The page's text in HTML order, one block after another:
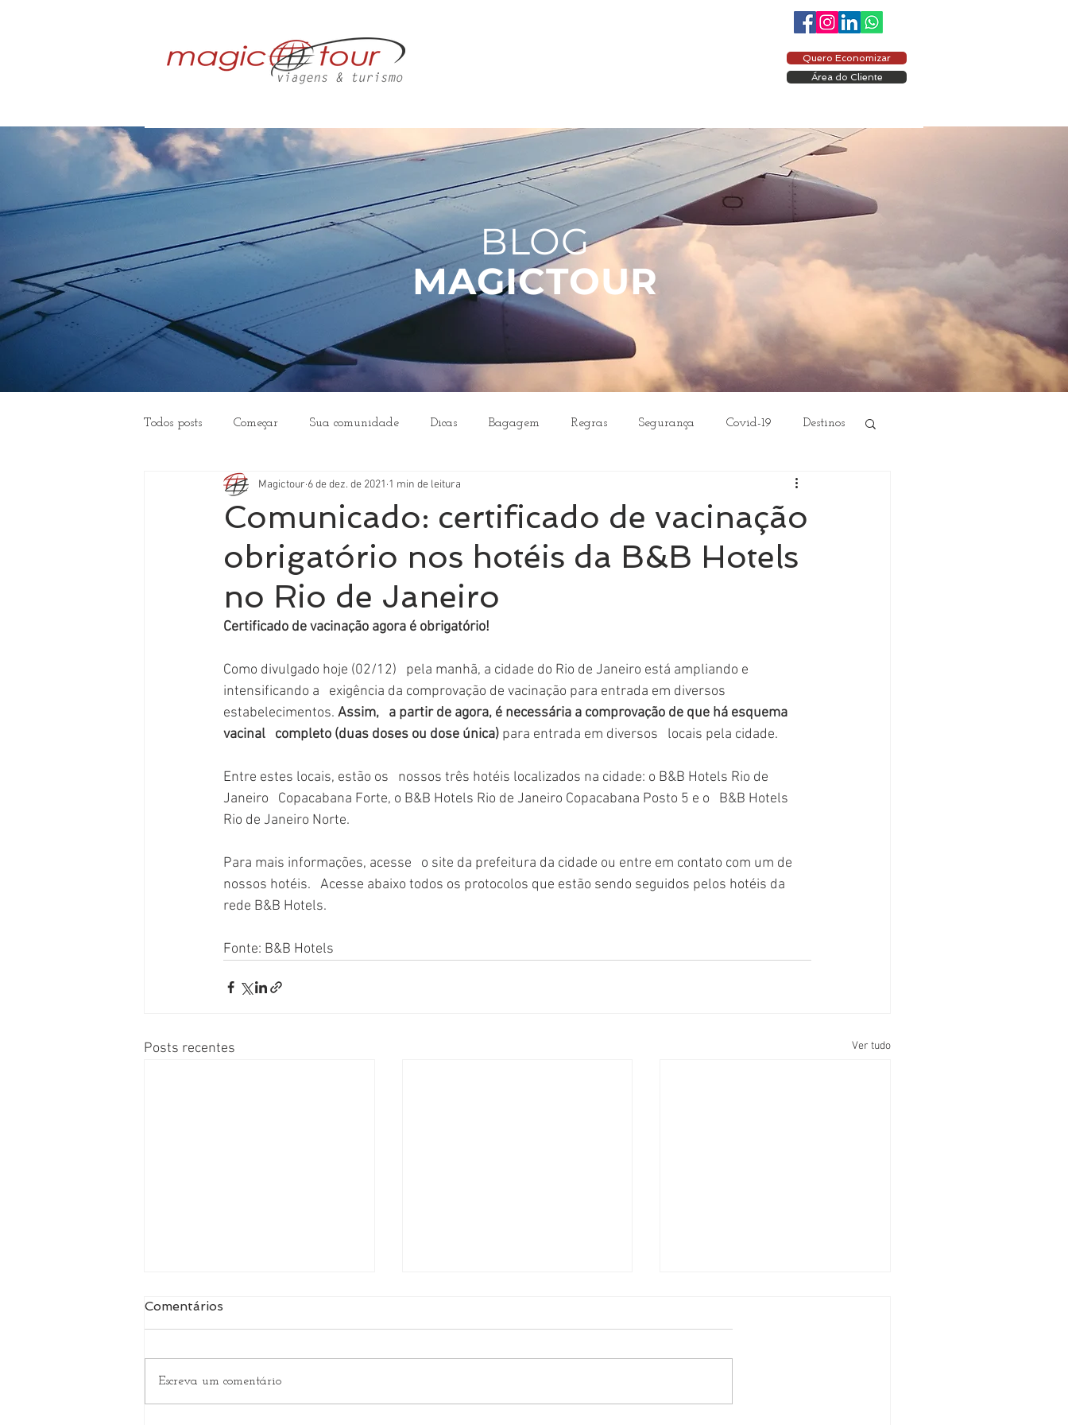
Quero Economizar
Área do Cliente
Todos posts Começar Sua comunidade Dicas Bagagem Regras Segurança Covid-19 Destinos
Sobre a Magictour Sumário
Comunicado: certificado de vacinação
obrigatório nos hotéis da B&B Hotels
no Rio de Janeiro
Magictour 6 de dez. de 2021 1 min de leitura
Certificado de vacinação agora é obrigatório!
Como divulgado hoje (02/12)   pela manhã, a cidade do Rio de Janeiro está ampliando e
intensificando a   exigência da comprovação de vacinação para entrada em diversos
estabelecimentos. Assim,   a partir de agora, é necessária a comprovação de que há esquema
vacinal   completo (duas doses ou dose única) para entrada em diversos   locais pela cidade.
Entre estes locais, estão os   nossos três hotéis localizados na cidade: o B&B Hotels Rio de
Janeiro   Copacabana Forte, o B&B Hotels Rio de Janeiro Copacabana Posto 5 e o   B&B Hotels
Rio de Janeiro Norte.
Para mais informações, acesse   o site da prefeitura da cidade ou entre em contato com um de
nossos hotéis.   Acesse abaixo todos os protocolos que estão sendo seguidos pelos hotéis da
rede B&B Hotels.
Fonte: B&B Hotels
Posts recentes Ver tudo
Comentários
Escreva um comentário
BLOG
MAGICTOUR